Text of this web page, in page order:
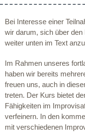
Bei Interesse einer
wir darum, sich über
weiter unten im Text
Im Rahmen unseres
haben wir bereits
freuen uns, auch in
treten. Der Kurs bietet
Fähigkeiten im
verfeinern. In den
mit verschiedenen